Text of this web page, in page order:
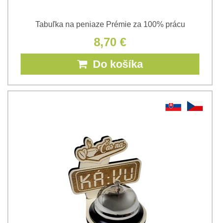
Tabuľka na peniaze Prémie za 100% prácu
8,70 €
Do košíka